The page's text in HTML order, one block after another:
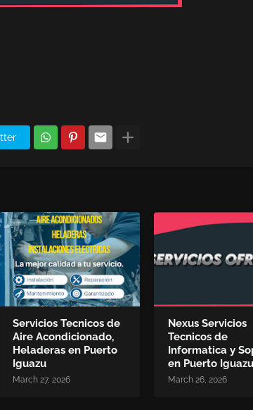
Servicios Tecnicos de
Aire Acondicionado,
Heladeras en Puerto
Iguazu
March 27, 2026
Nexus Servicios
Tecnicos de
Informatica y
en Puerto Iguazu
March 26, 2026